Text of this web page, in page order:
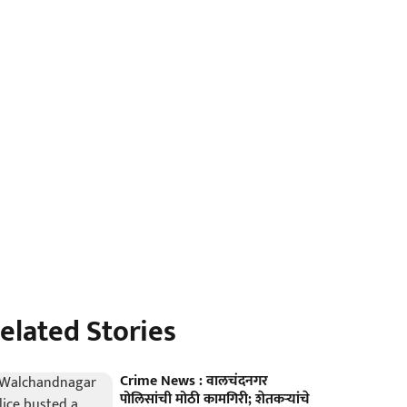
Stories
Crime News : वालचंदनगर
पोलिसांची मोठी कामगिरी; शेतकऱ्यांचे